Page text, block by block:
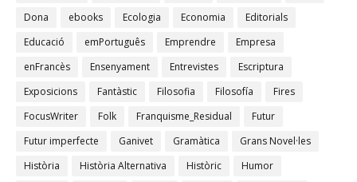
Dona
ebooks Ecologia Economia
Editorials
Educació
emPortuguês Emprendre
Empresa
enFrancès
Ensenyament Entrevistes
Escriptura
Exposicions
Fantàstic Filosofia Filosofía
Fires
FocusWriter
Folk Franquisme_Residual
Futur
Futur imperfecte
Ganivet Gramàtica
Grans Novel·les
Història
Història Alternativa Històric
Humor